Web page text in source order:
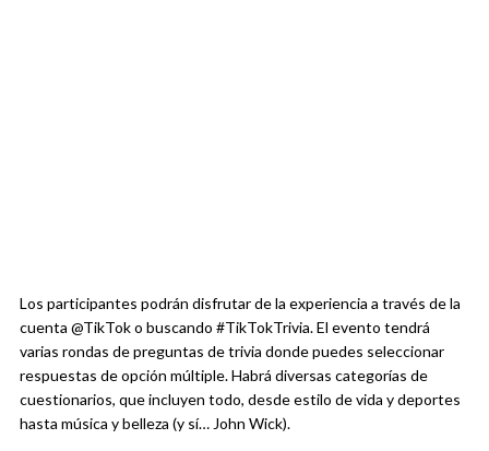
Los participantes podrán disfrutar de la experiencia a través de la
cuenta @TikTok o buscando #TikTokTrivia. El evento tendrá
varias rondas de preguntas de trivia donde puedes seleccionar
respuestas de opción múltiple. Habrá diversas categorías de
cuestionarios, que incluyen todo, desde estilo de vida y deportes
hasta música y belleza (y sí… John Wick).